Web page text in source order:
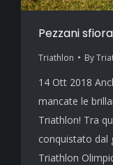
Pezzani
Triathlon By
14 Ott 2018
mancate le
Triathlon! Tra
conquistato dal
Triathlon